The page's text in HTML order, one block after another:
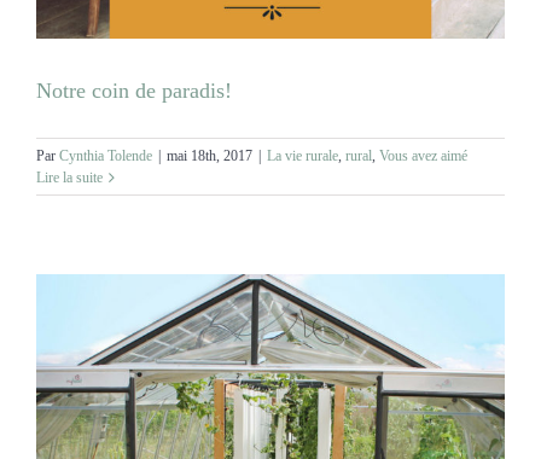
Notre coin de paradis!
Par Cynthia Tolende | mai 18th, 2017 | La vie rurale rural Vous avez aimé
Lire la suite